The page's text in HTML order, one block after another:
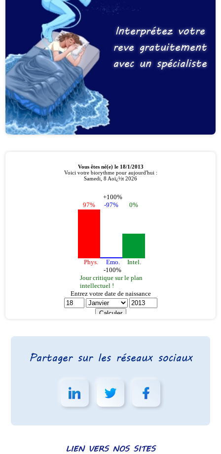
Interprétez votre
reve gratuitement
avec un spécialiste
Partager sur les réseaux sociaux
LIEN VERS NOS SITES